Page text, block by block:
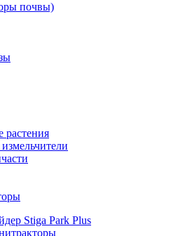
почвы)
растения
Stiga Park Plus